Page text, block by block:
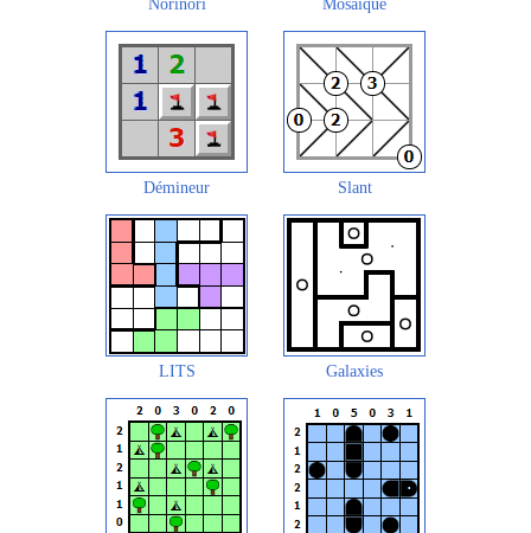
Norinori Mosaïque
Démineur Slant
LITS Galaxies